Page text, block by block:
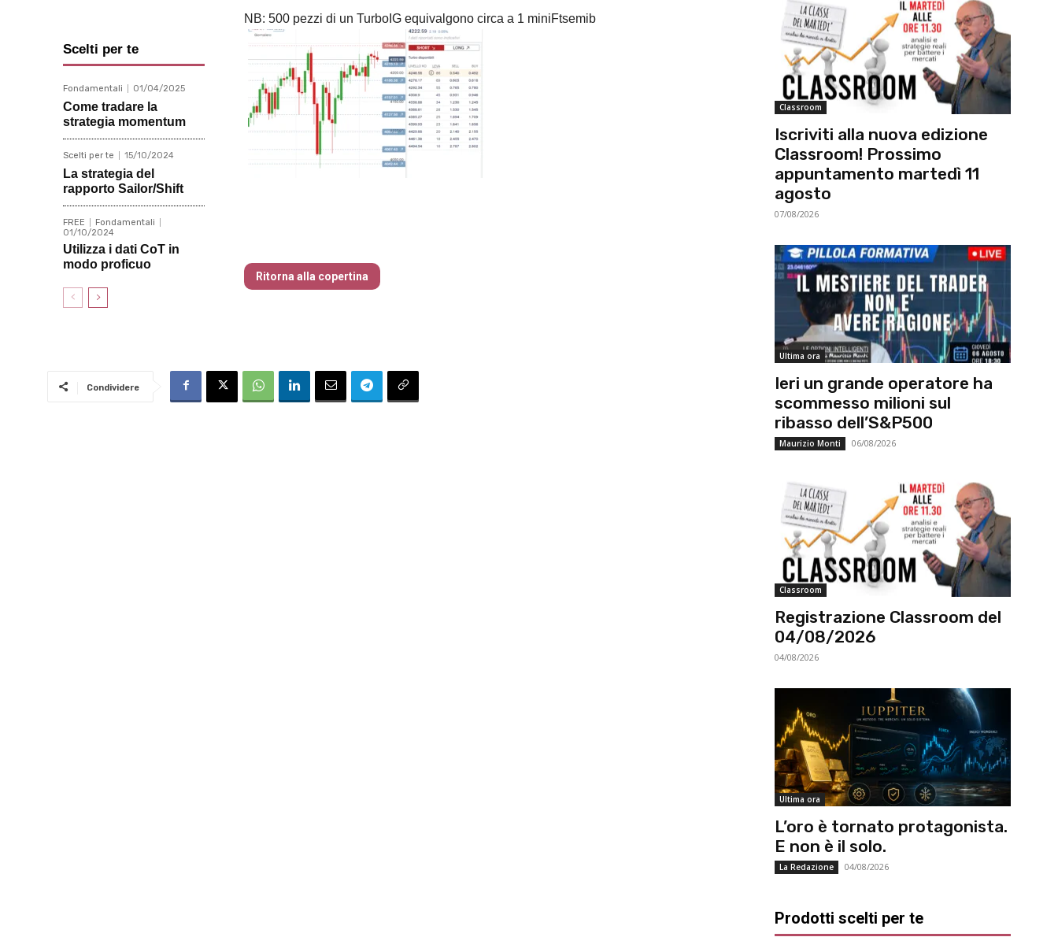
Scelti per te
Fondamentali 01/04/2025
Come tradare la
strategia momentum
Scelti per te 15/10/2024
La strategia del
rapporto Sailor/Shift
FREE
Fondamentali
01/10/2024
Utilizza i dati CoT in
modo proficuo
NB: 500 pezzi di un TurboIG equivalgono circa a 1 miniFtsemib
Ritorna alla copertina
Condividere
Classroom
Iscriviti alla nuova edizione
Classroom! Prossimo
appuntamento martedì 11
agosto
07/08/2026
Ultima ora
Ieri un grande operatore ha
scommesso milioni sul
ribasso dell’S&P500
Maurizio Monti 06/08/2026
Classroom
Registrazione Classroom del
04/08/2026
04/08/2026
Ultima ora
L’oro è tornato protagonista.
E non è il solo.
La Redazione 04/08/2026
Prodotti scelti per te